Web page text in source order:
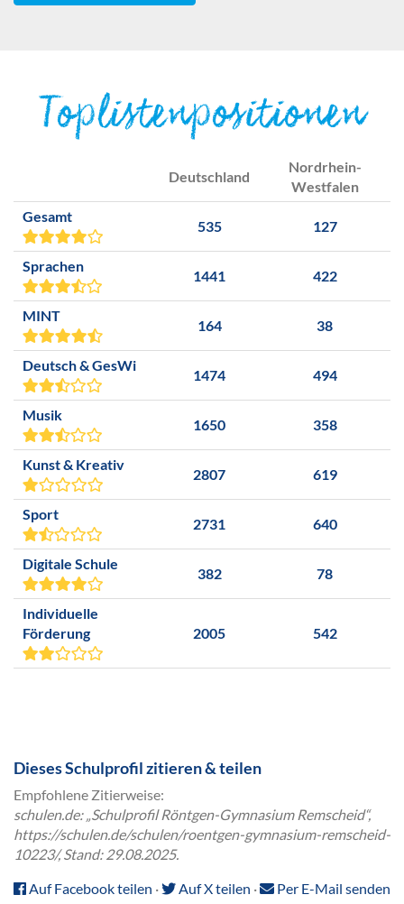
Toplistenpositionen
Deutschland
Nordrhein-
Westfalen
Gesamt
535 127
Sprachen
1441 422
MINT
164 38
Deutsch & GesWi
1474 494
Musik
1650 358
Kunst & Kreativ
2807 619
Sport
2731 640
Digitale Schule
382 78
Individuelle
Förderung
2005 542
Dieses Schulprofil zitieren & teilen
Empfohlene Zitierweise:
schulen.de: „Schulprofil Röntgen-Gymnasium Remscheid“,
https://schulen.de/schulen/roentgen-gymnasium-remscheid-
10223/, Stand: 29.08.2025.
Auf Facebook teilen · Auf X teilen · Per E-Mail senden